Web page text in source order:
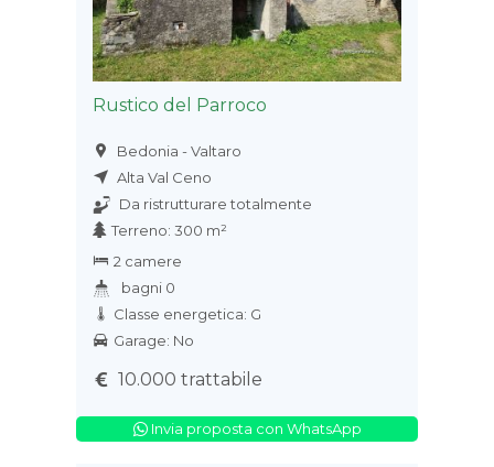
Rustico del Parroco
Bedonia - Valtaro
Alta Val Ceno
Da ristrutturare totalmente
Terreno: 300 m²
2 camere
bagni 0
Classe energetica: G
Garage: No
10.000 trattabile
Invia proposta con WhatsApp